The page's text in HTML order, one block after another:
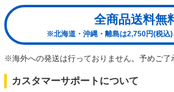
全商品送料無
※北海道・沖縄・離島は2,750円(税込
※海外への発送は行っておりません。予めご了
カスタマーサポートについて